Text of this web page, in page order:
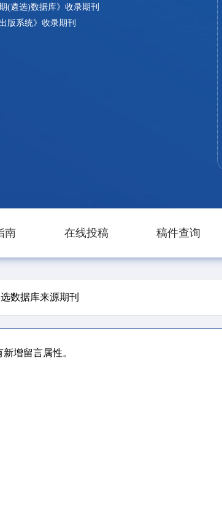
(遴选)数据库》收录期刊
版系统》收录期刊
南 在线投稿 稿件查询
数据库来源期刊
增留言属性。